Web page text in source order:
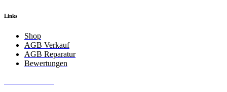
Links
Shop
AGB Verkauf
AGB Reparatur
Bewertungen